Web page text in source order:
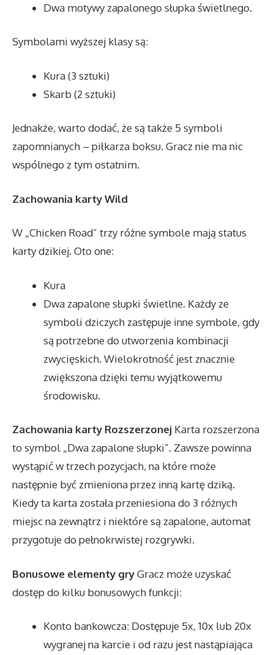
Dwa motywy zapalonego słupka świetlnego.
Symbolami wyższej klasy są:
Kura (3 sztuki)
Skarb (2 sztuki)
Jednakże, warto dodać, że są także 5 symboli
zapomnianych – piłkarza boksu. Gracz nie ma nic
wspólnego z tym ostatnim.
Zachowania karty Wild
W „Chicken Road” trzy różne symbole mają status
karty dzikiej. Oto one:
Kura
Dwa zapalone słupki świetlne. Każdy ze
symboli dziczych zastępuje inne symbole, gdy
są potrzebne do utworzenia kombinacji
zwycięskich. Wielokrotność jest znacznie
zwiększona dzięki temu wyjątkowemu
środowisku.
Zachowania karty Rozszerzonej Karta rozszerzona
to symbol „Dwa zapalone słupki”. Zawsze powinna
wystąpić w trzech pozycjach, na które może
następnie być zmieniona przez inną kartę dziką.
Kiedy ta karta została przeniesiona do 3 różnych
miejsc na zewnątrz i niektóre są zapalone, automat
przygotuje do pełnokrwistej rozgrywki.
Bonusowe elementy gryGracz może uzyskać
dostęp do kilku bonusowych funkcji:
Konto bankowcza: Dostępuje 5x, 10x lub 20x
wygranej na karcie i od razu jest nastąpiająca